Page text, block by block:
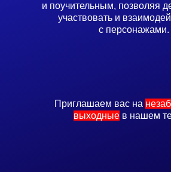
и поучительным, позволяя
участвовать и
с персонажами.
Приглашаем вас на
выходныев нашем